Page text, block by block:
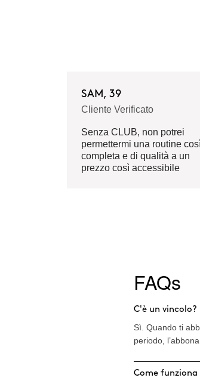
SAM, 39
Cliente Verificato
Senza CLUB, non potrei
permettermi una routine
completa e di qualità a un
prezzo così accessibile
FAQs
C'è un vincolo?
Sì. Quando ti
periodo,
Come funziona